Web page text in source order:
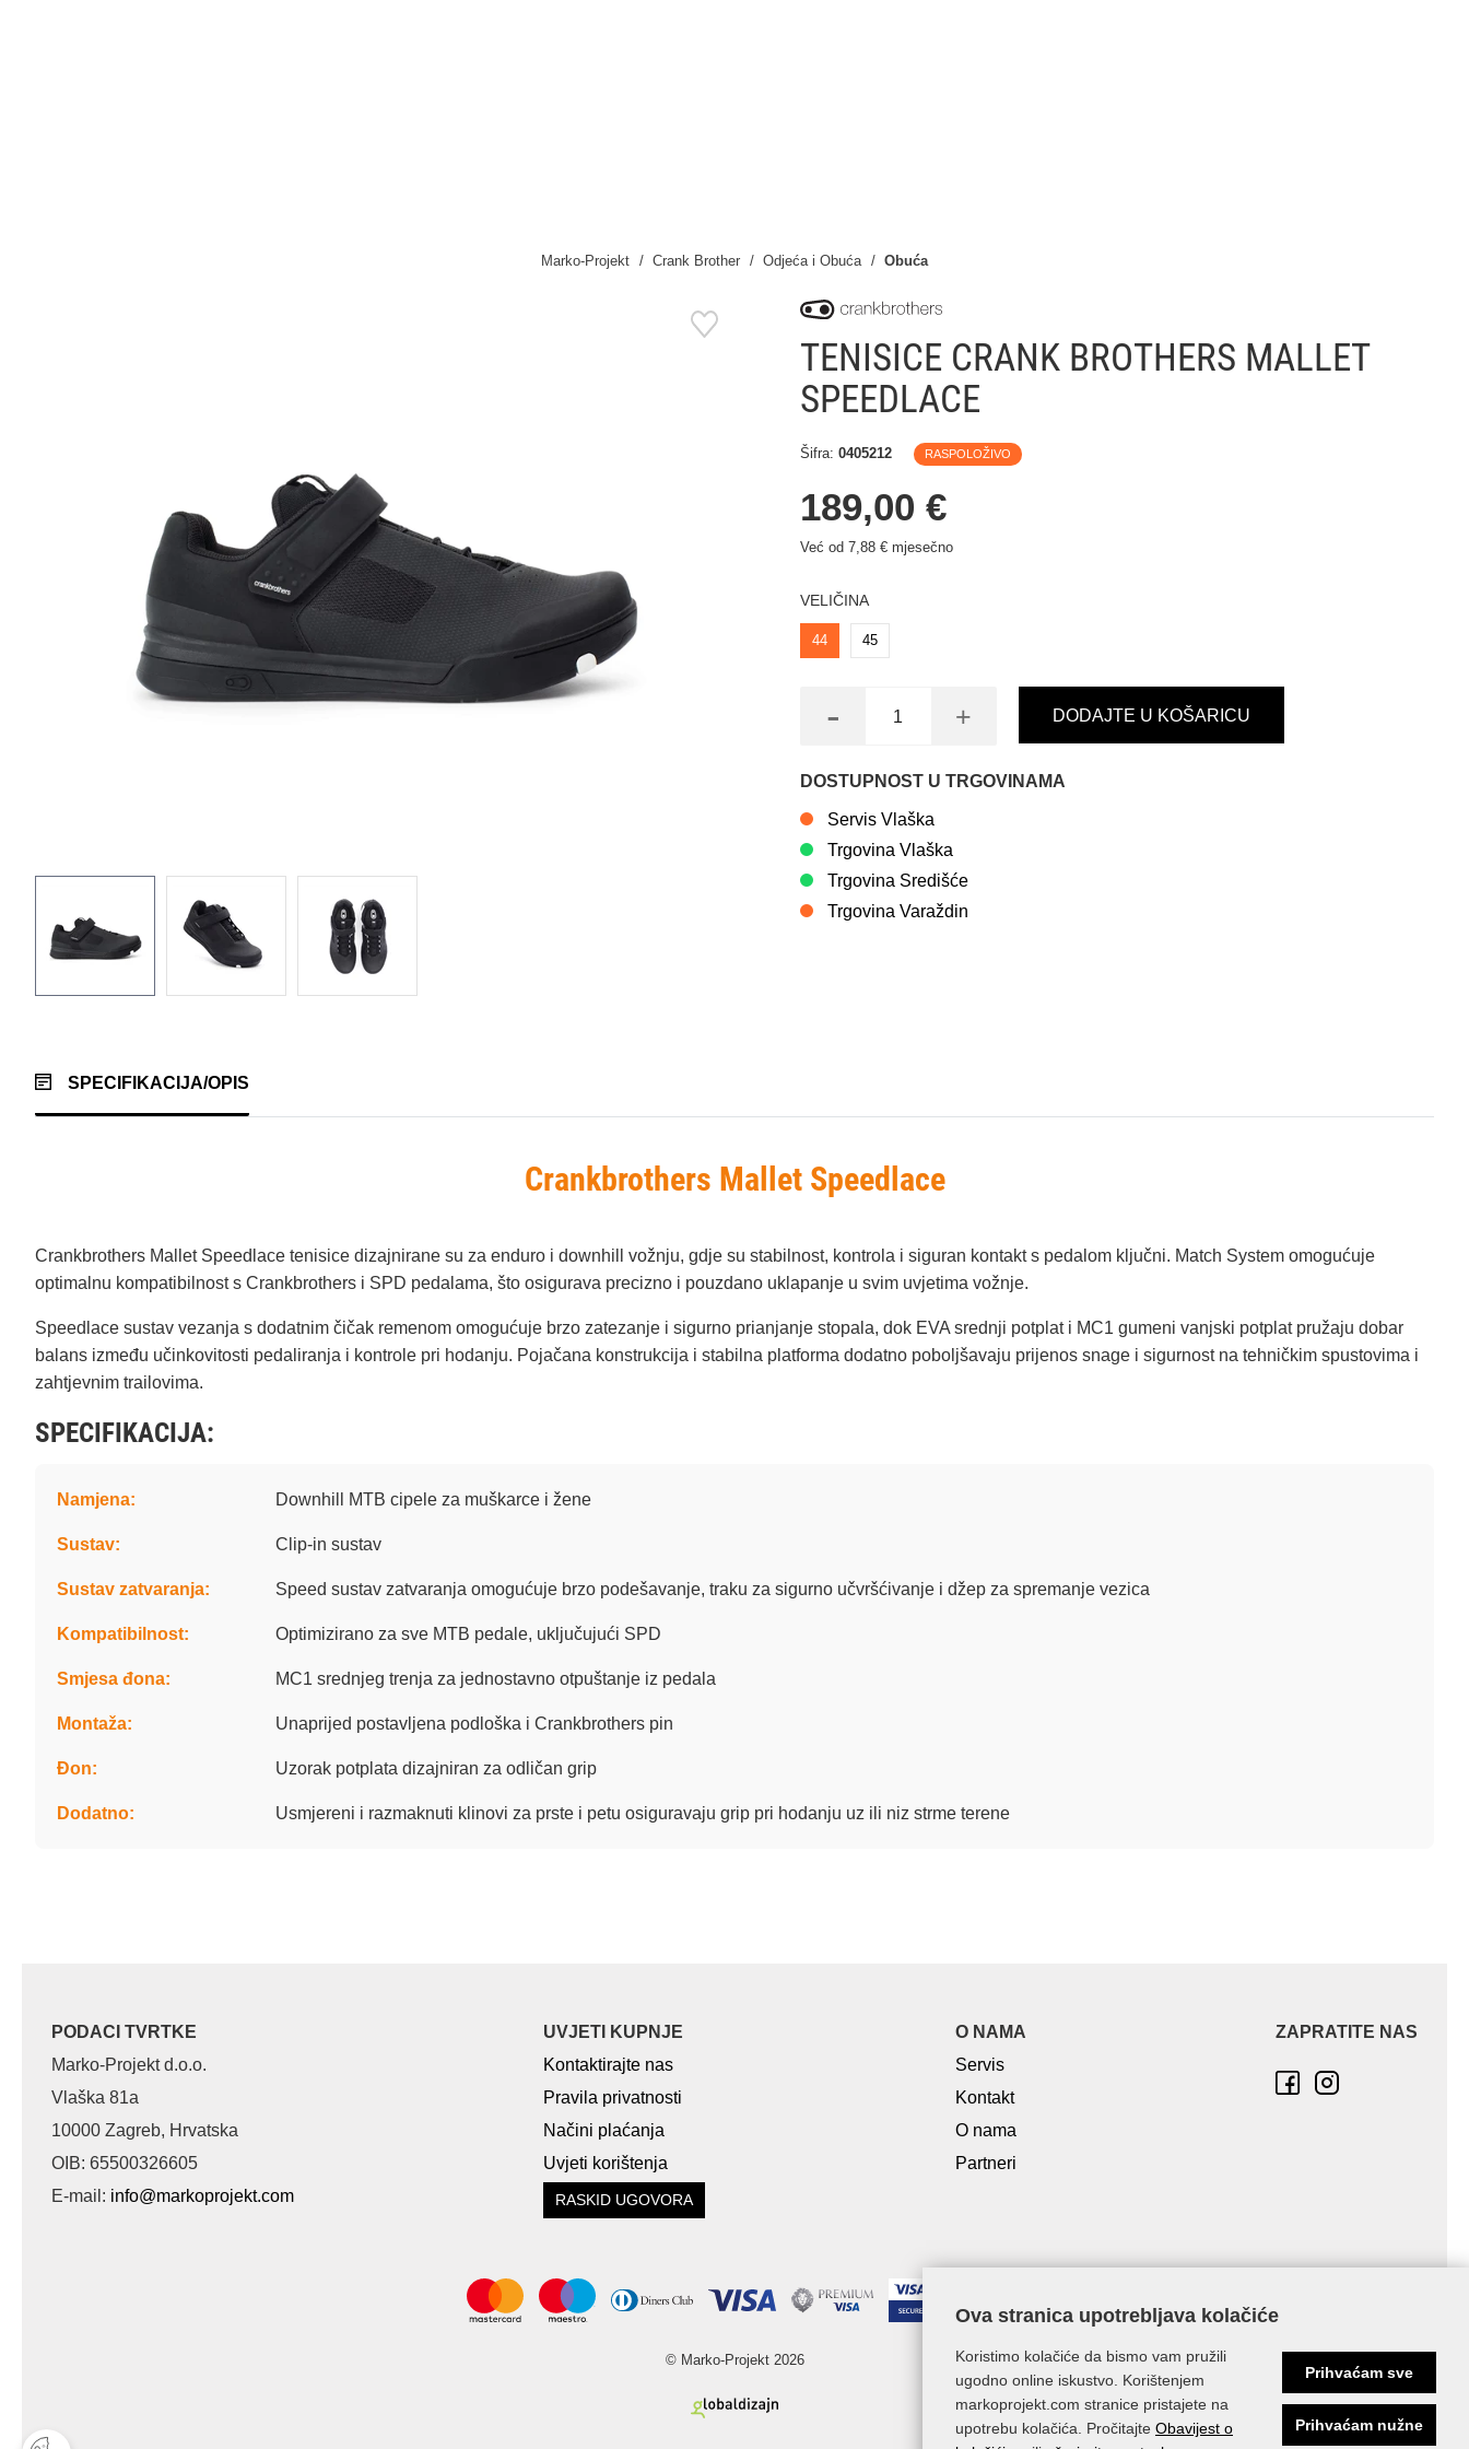
Marko-Projekt Crank Brother Odjeća i Obuća Obuća
TENISICE CRANK BROTHERS MALLET
SPEEDLACE
Šifra: 0405212 RASPOLOŽIVO
189,00 €
Već od 7,88 € mjesečno
VELIČINA
44 45
- + DODAJTE U KOŠARICU
DOSTUPNOST U TRGOVINAMA
Servis Vlaška
Trgovina Vlaška
Trgovina Središće
Trgovina Varaždin
SPECIFIKACIJA/OPIS
Crankbrothers Mallet Speedlace
Crankbrothers Mallet Speedlace tenisice dizajnirane su za enduro i downhill vožnju, gdje su stabilnost, kontrola i siguran kontakt s pedalom ključni. Match System omogućuje
optimalnu kompatibilnost s Crankbrothers i SPD pedalama, što osigurava precizno i pouzdano uklapanje u svim uvjetima vožnje.
Speedlace sustav vezanja s dodatnim čičak remenom omogućuje brzo zatezanje i sigurno prianjanje stopala, dok EVA srednji potplat i MC1 gumeni vanjski potplat pružaju dobar
balans između učinkovitosti pedaliranja i kontrole pri hodanju. Pojačana konstrukcija i stabilna platforma dodatno poboljšavaju prijenos snage i sigurnost na tehničkim spustovima i
zahtjevnim trailovima.
SPECIFIKACIJA:
Namjena: Downhill MTB cipele za muškarce i žene
Sustav: Clip-in sustav
Sustav zatvaranja: Speed sustav zatvaranja omogućuje brzo podešavanje, traku za sigurno učvršćivanje i džep za spremanje vezica
Kompatibilnost: Optimizirano za sve MTB pedale, uključujući SPD
Smjesa đona: MC1 srednjeg trenja za jednostavno otpuštanje iz pedala
Montaža: Unaprijed postavljena podloška i Crankbrothers pin
Đon: Uzorak potplata dizajniran za odličan grip
Dodatno: Usmjereni i razmaknuti klinovi za prste i petu osiguravaju grip pri hodanju uz ili niz strme terene
PODACI TVRTKE
Marko-Projekt d.o.o.
Vlaška 81a
10000 Zagreb, Hrvatska
OIB: 65500326605
E-mail: info@markoprojekt.com
UVJETI KUPNJE
Kontaktirajte nas
Pravila privatnosti
Načini plaćanja
Uvjeti korištenja
RASKID UGOVORA
O NAMA
Servis
Kontakt
O nama
Partneri
ZAPRATITE NAS
© Marko-Projekt 2026
Ova stranica upotrebljava kolačiće
Koristimo kolačiće da bismo vam pružili
ugodno online iskustvo. Korištenjem
markoprojekt.com stranice pristajete na
upotrebu kolačića. Pročitajte Obavijest o
Prihvaćam sve
Prihvaćam nužne